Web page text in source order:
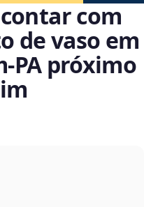
com
de vaso em
próximo